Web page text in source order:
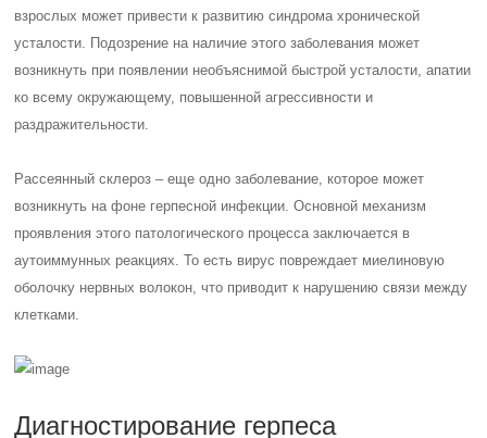
взрослых может привести к развитию синдрома хронической
усталости. Подозрение на наличие этого заболевания может
возникнуть при появлении необъяснимой быстрой усталости, апатии
ко всему окружающему, повышенной агрессивности и
раздражительности.
Рассеянный склероз – еще одно заболевание, которое может
возникнуть на фоне герпесной инфекции. Основной механизм
проявления этого патологического процесса заключается в
аутоиммунных реакциях. То есть вирус повреждает миелиновую
оболочку нервных волокон, что приводит к нарушению связи между
клетками.
Диагностирование герпеса